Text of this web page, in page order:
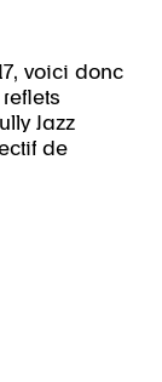
voici donc
Jazz
de